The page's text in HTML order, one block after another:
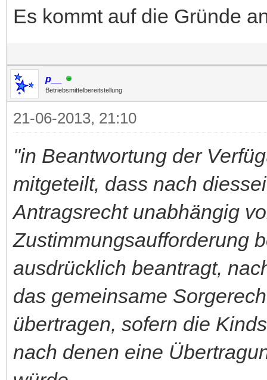
Es kommt auf die Gründe
p__
Betriebsmittelbereitstellung
21-06-2013, 21:10
"in Beantwortung der
mitgeteilt, dass nach
Antragsrecht unabhängig
Zustimmungsaufforderung
ausdrücklich beantragt,
das gemeinsame
übertragen, sofern die
nach denen eine